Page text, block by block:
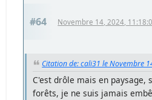
#64 Novembre 14, 2024,
Citation de: cali31 le Novembre
C'est drôle mais en paysage,
forêts, je ne suis jamais